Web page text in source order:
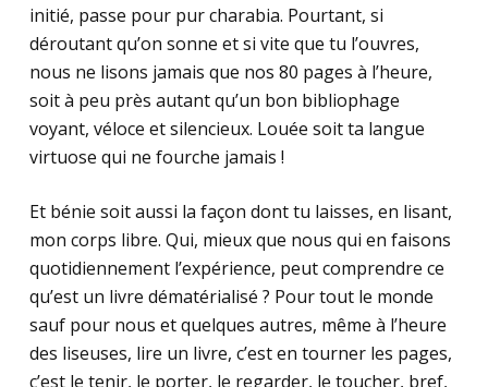
initié, passe pour pur charabia. Pourtant, si
déroutant qu’on sonne et si vite que tu l’ouvres,
nous ne lisons jamais que nos 80 pages à l’heure,
soit à peu près autant qu’un bon bibliophage
voyant, véloce et silencieux. Louée soit ta langue
virtuose qui ne fourche jamais !
Et bénie soit aussi la façon dont tu laisses, en lisant,
mon corps libre. Qui, mieux que nous qui en faisons
quotidiennement l’expérience, peut comprendre ce
qu’est un livre dématérialisé ? Pour tout le monde
sauf pour nous et quelques autres, même à l’heure
des liseuses, lire un livre, c’est en tourner les pages,
c’est le tenir, le porter, le regarder, le toucher, bref,